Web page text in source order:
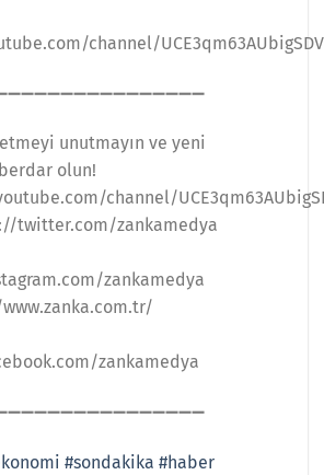
channel/
unutmayın ve yeni
olun!
channel/
twitter.com/zankamedya
zankamedya
zankamedya
#sondakika #haber